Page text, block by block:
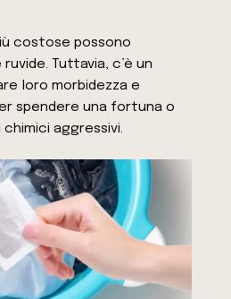
costose possono
Tuttavia, c’è un
loro morbidezza e
spendere una fortuna o
aggressivi.